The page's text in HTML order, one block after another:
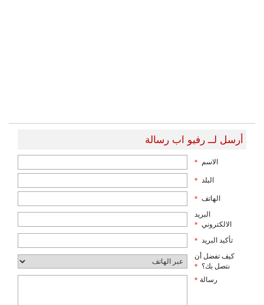
أرسل لــ رفيو اب رسالة
الاسم *
البلد *
الهاتف *
البريد
الالكتروني *
تأكيد البريد *
كيف تفضل أن
نتصل بك؟ *
رسالة *